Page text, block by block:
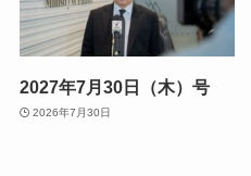
2027年7月30日（木）号
2026年7月30日